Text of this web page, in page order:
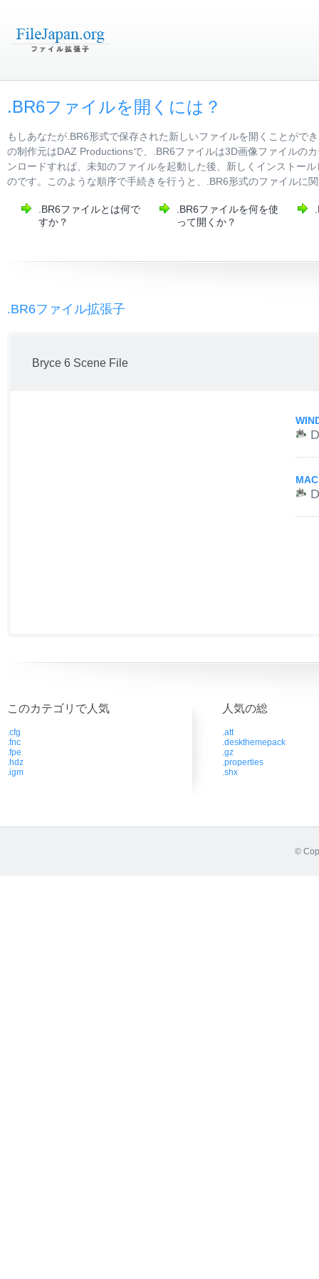
.BR6ファイルを開くには？
もしあなたが.BR6形式で保存された新しいファイルを開くことがで
の制作元はDAZ Productionsで、.BR6ファイルは3D画像ファイルの
ンロードすれば、未知のファイルを起動した後、新しくインストー
のです。このような順序で手続きを行うと、.BR6形式のファイルに
.BR6ファイルとは何で
すか？
.BR6ファイルを何を使
って開くか？
.BR6ファイル拡張子
Bryce 6 Scene File
このカテゴリで人気
.cfg
.fnc
.fpe
.hdz
.igm
人気の総
.att
.deskthemepack
.gz
.properties
.shx
©